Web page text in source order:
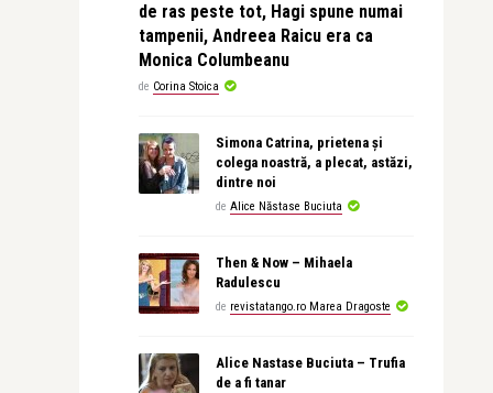
de ras peste tot, Hagi spune numai
tampenii, Andreea Raicu era ca
Monica Columbeanu
de Corina Stoica
Simona Catrina, prietena și
colega noastră, a plecat, astăzi,
dintre noi
de Alice Năstase Buciuta
Then & Now – Mihaela
Radulescu
de revistatango.ro Marea Dragoste
Alice Nastase Buciuta – Trufia
de a fi tanar